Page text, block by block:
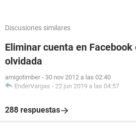
Discusiones similares
Eliminar cuenta en
olvidada
amigotimber - 30 nov 2012 a las 02:40
EnderVargas - 22 jun 2019 a las 04:57
288 respuestas